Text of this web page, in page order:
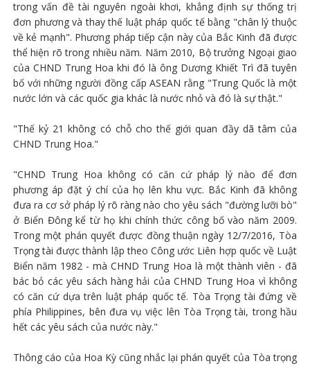
trong vấn đề tài nguyên ngoài khơi, khẳng định sự thống trị
đơn phương và thay thế luật pháp quốc tế bằng "chân lý thuộc
về kẻ mạnh". Phương pháp tiếp cận này của Bắc Kinh đã được
thể hiện rõ trong nhiều năm. Năm 2010, Bộ trưởng Ngoại giao
của CHND Trung Hoa khi đó là ông Dương Khiết Trì đã tuyên
bố với những người đồng cấp ASEAN rằng "Trung Quốc là một
nước lớn và các quốc gia khác là nước nhỏ và đó là sự thật."
"Thế kỷ 21 không có chỗ cho thế giới quan đầy dã tâm của
CHND Trung Hoa."
"CHND Trung Hoa không có căn cứ pháp lý nào để đơn
phương áp đặt ý chí của họ lên khu vực. Bắc Kinh đã không
đưa ra cơ sở pháp lý rõ ràng nào cho yêu sách "đường lưỡi bò"
ở Biển Đông kể từ họ khi chính thức công bố vào năm 2009.
Trong một phán quyết được đồng thuận ngày 12/7/2016, Tòa
Trọng tài được thành lập theo Công ước Liên hợp quốc về Luật
Biển năm 1982 - mà CHND Trung Hoa là một thành viên - đã
bác bỏ các yêu sách hàng hải của CHND Trung Hoa vì không
có căn cứ dựa trên luật pháp quốc tế. Tòa Trọng tài đứng về
phía Philippines, bên đưa vụ việc lên Tòa Trọng tài, trong hầu
hết các yêu sách của nước này."
Thông cáo của Hoa Kỳ cũng nhắc lại phán quyết của Tòa trọng